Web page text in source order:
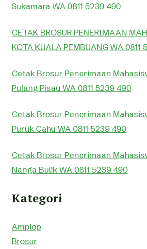
Sukamara WA 0811 5239 490
CETAK BROSUR PENERIMAAN
KOTA KUALA PEMBUANG WA 0811
Cetak Brosur Penerimaan
Pulang Pisau WA 0811 5239 490
Cetak Brosur Penerimaan
Puruk Cahu WA 0811 5239 490
Cetak Brosur Penerimaan
Nanga Bulik WA 0811 5239 490
Kategori
Amplop
Brosur